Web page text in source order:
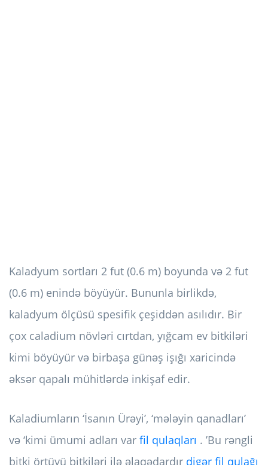
Kaladyum sortları 2 fut (0.6 m) boyunda və 2 fut
(0.6 m) enində böyüyür. Bununla birlikdə,
kaladyum ölçüsü spesifik çeşiddən asılıdır. Bir
çox caladium növləri cırtdan, yığcam ev bitkiləri
kimi böyüyür və birbaşa günəş işığı xaricində
əksər qapalı mühitlərdə inkişaf edir.
Kaladiumların ‘İsanın Ürəyi’, ‘mələyin qanadları’
və ‘kimi ümumi adları var fil qulaqları . ’Bu rəngli
bitki örtüyü bitkiləri ilə əlaqədardır digər fil qulağı